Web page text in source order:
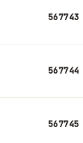
567743
567744
567745